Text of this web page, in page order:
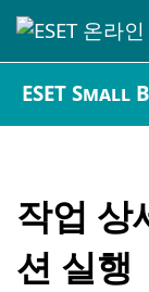
ESET Small
작업 상
션 실행